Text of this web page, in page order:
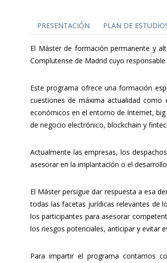
PRESENTACIÓN PLAN DE
El Máster de formación permanente y
Complutense de Madrid cuyo
Este programa ofrece una formación
cuestiones de máxima actualidad
económicos en el entorno de Internet,
de negocio electrónico, blockchain y
Actualmente las empresas, los
asesorar en la implantación o el
El Máster persigue dar respuesta a esa
todas las facetas jurídicas relevantes de
los participantes para asesorar
los riesgos potenciales, anticipar y evitar
Para impartir el programa contamos